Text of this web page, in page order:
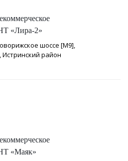
«Лира-2»
шоссе [М9],
район
«Маяк»